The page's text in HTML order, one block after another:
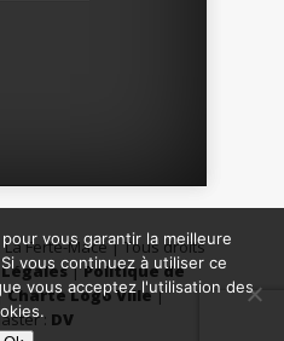
Ferté-Macé | Tous droits
|Politique de
Charte Logo Ville|
: DV
vous garantir la meilleure
vous continuez à utiliser ce
vous acceptez l'utilisation des